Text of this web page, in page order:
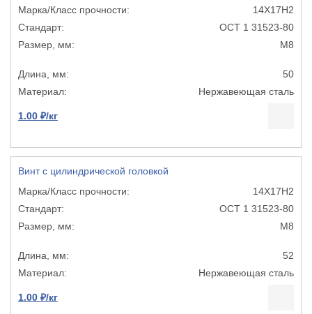
14Х17Н2
ОСТ 1 31523-80
М8
50
Нержавеющая сталь
1.00 ₽/кг
Винт с цилиндрической головкой
14Х17Н2
ОСТ 1 31523-80
М8
52
Нержавеющая сталь
1.00 ₽/кг